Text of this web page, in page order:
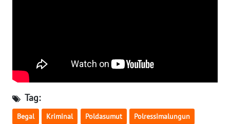
Tag:
Begal Kriminal Poldasumut Polressimalungun
TANJUNG
LESUNG
WN
KARO